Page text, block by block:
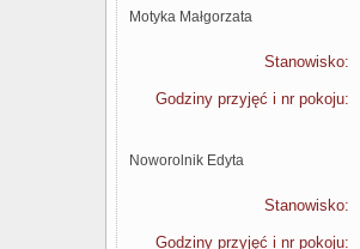
Motyka Małgorzata
Stanowisko:
Godziny przyjęć i nr pokoju:
Noworolnik Edyta
Stanowisko:
Godziny przyjęć i nr pokoju: